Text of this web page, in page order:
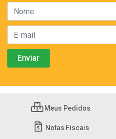
Meus Pedidos
Notas Fiscais